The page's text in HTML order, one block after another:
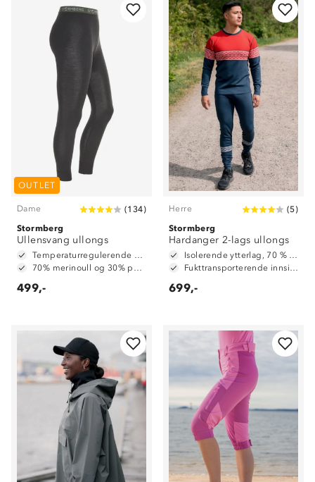
OUTLET
Dame (134)
Stormberg
Ullensvang ullongs
Temperaturregulerende 4-veisstretch
70% merinoull og 30% polyester
499,-
Herre (5)
Stormberg
Hardanger 2-lags ullongs
Isolerende ytterlag, 70 % ull og 30 % polyester
Fukttransporterende innside, 100 % polyester
699,-